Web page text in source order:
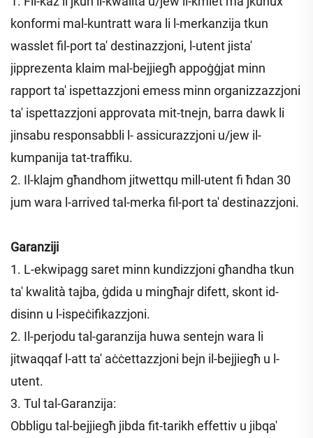
konformi mal-kuntratt wara li l-merkanzija tkun
wasslet fil-port ta' destinazzjoni, l-utent jista'
jipprezenta klaim mal-bejjiegħ appoġġjat minn
rapport ta' ispettazzjoni emess minn organizzazzjoni
ta' ispettazzjoni approvata mit-tnejn, barra dawk li
jinsabu responsabbli l- assicurazzjoni u/jew il-
kumpanija tat-traffiku.
2. Il-klajm għandhom jitwettqu mill-utent fi ħdan 30
jum wara l-arrived tal-merka fil-port ta' destinazzjoni.
Garanziji
1. L-ekwipagg saret minn kundizzjoni għandha tkun
ta' kwalità tajba, ġdida u mingħajr difett, skont id-
disinn u l-ispeċifikazzjoni.
2. Il-perjodu tal-garanzija huwa sentejn wara li
jitwaqqaf l-att ta' aċċettazzjoni bejn il-bejjiegħ u l-
utent.
3. Tul tal-Garanzija:
Obbligu tal-bejjiegħ jibda fit-tarikh effettiv u jibqa'